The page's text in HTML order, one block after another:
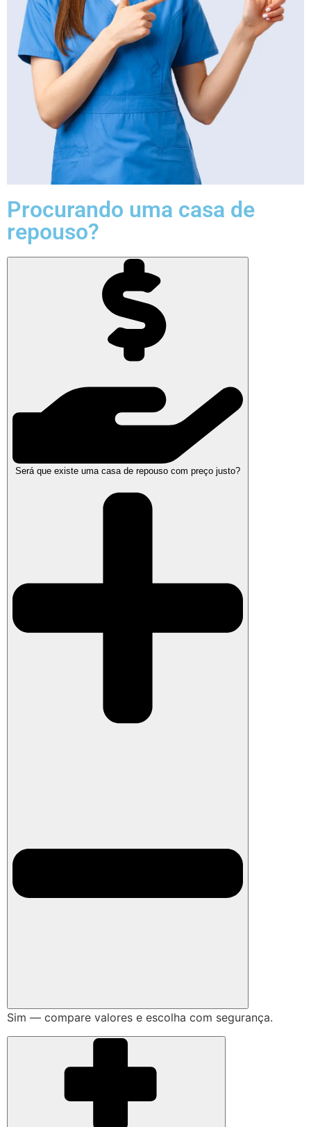
Procurando uma casa de
repouso?
Será que existe uma casa de repouso com preço justo?
Sim — compare valores e escolha com segurança.